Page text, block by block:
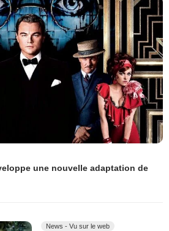
une nouvelle adaptation de
News - Vu sur le web